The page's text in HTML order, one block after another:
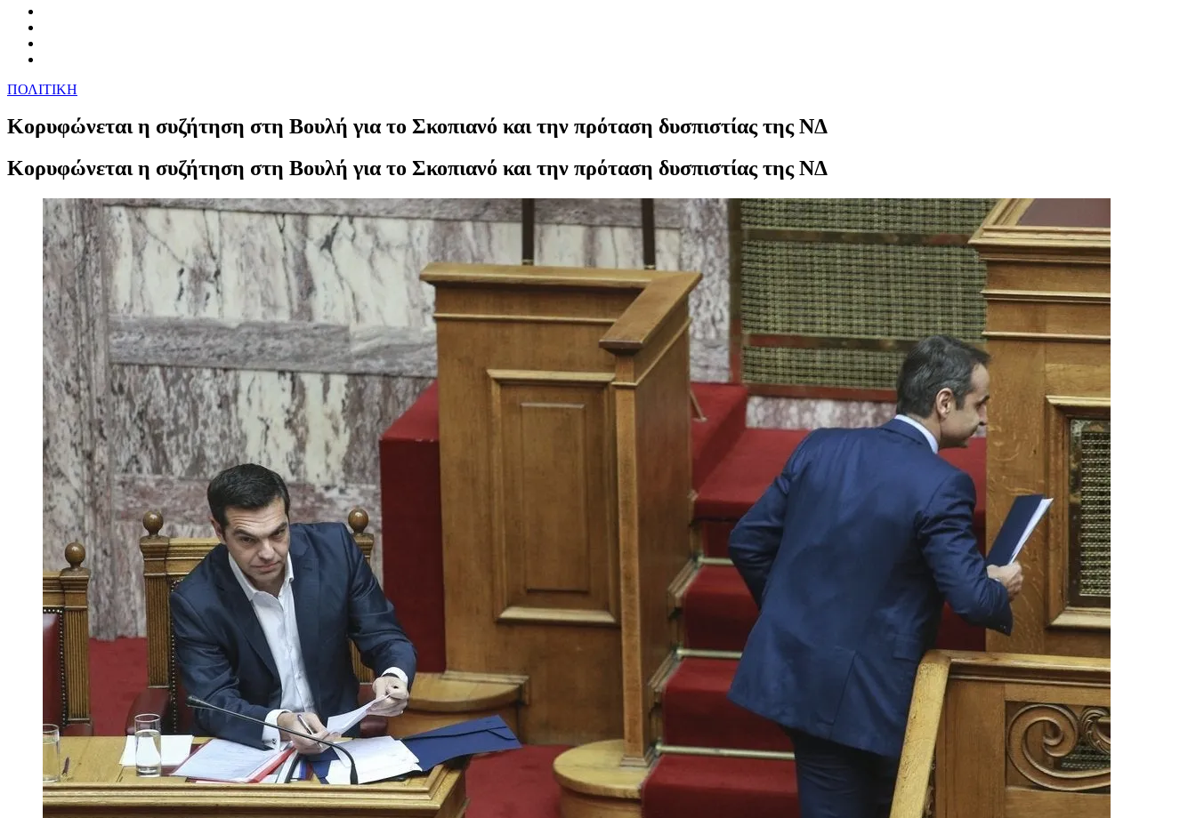
ΠΟΛΙΤΙΚΗ
Κορυφώνεται η συζήτηση στη Βουλή για το Σκοπιανό και την πρόταση δυσπιστίας της ΝΔ
Κορυφώνεται η συζήτηση στη Βουλή για το Σκοπιανό και την πρόταση δυσπιστίας της ΝΔ